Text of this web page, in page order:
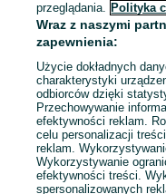
przeglądania. Polityka
Wraz z naszymi
zapewnienia:
Użycie dokładnych
charakterystyki
odbiorców dzięki
Przechowywanie
efektywności reklam.
celu personalizacji
reklam.
Wykorzystywanie
efektywności treści.
spersonalizowanych